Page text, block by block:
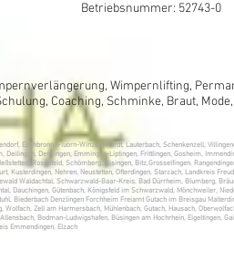
Betriebsnummer: 52743-0
Wimpernlifting,
Coaching, Schminke, Braut,
Eschbronn, Fluorn-Winzeln Hardt, Lauterbach, Schenkenzell,
Denkingen, Emmingen-Liptingen, Frittlingen, Gosheim,
Rosenfeld, Schömberg, Bisingen, Bitz,Grosselfingen,
Kusterdingen, Nehren, Neustetten, Ofterdingen, Starzach, Landkreis
Waldachtal, Schwarzwald-Baar-Kreis, Bad Dürrheim, Blumberg,
Dauchingen, Gütenbach, Königsfeld im Schwarzwald, Mönchweiler,
Biederbach Denzlingen Forchheim Freiamt Gutach im Breisgau
Zell am Harmersbach, Mühlenbach, Gutach, Hausach,
Bodman-Ludwigshafen, Büsingen am Hochrhein, Eigeltingen,
Emmendingen, Elzach